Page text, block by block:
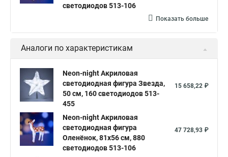
светодиодов 513-106
Показать больше
Аналоги по характеристикам
Neon-night Акриловая
светодиодная фигура Звезда,
50 см, 160 светодиодов 513-
455
15 658,22 ₽
Neon-night Акриловая
светодиодная фигура
Оленёнок, 81х56 см, 880
светодиодов 513-106
47 728,93 ₽